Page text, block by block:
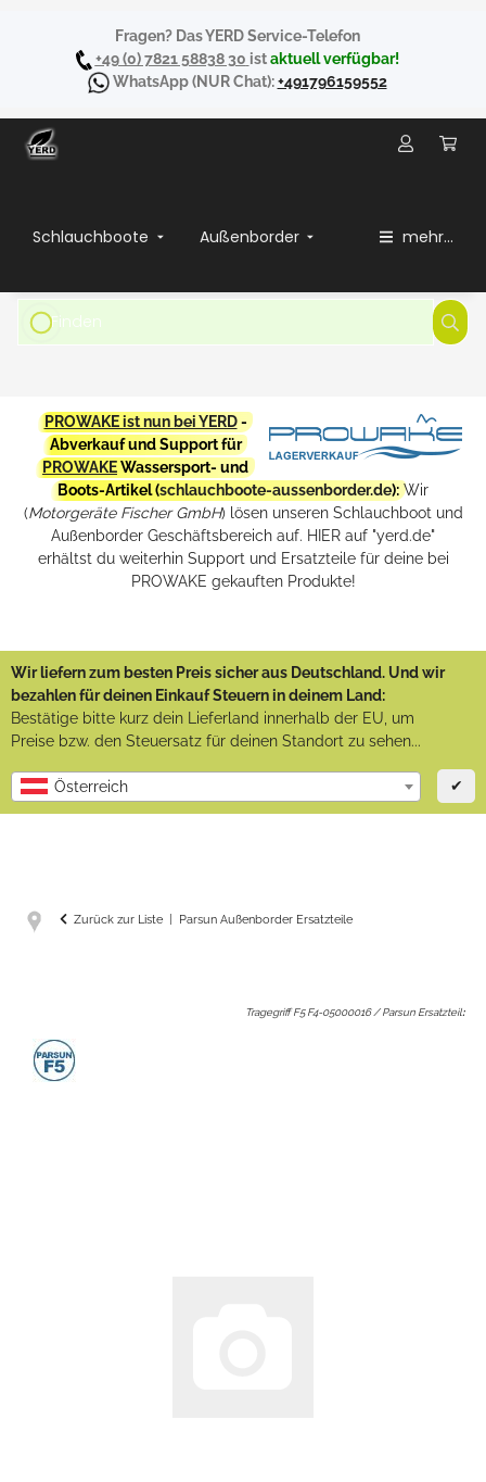
Fragen? Das YERD Service-Telefon
+49 (0) 7821 58838 30 istaktuell verfügbar!
WhatsApp(NUR Chat):+491796159552
Schlauchboote Außenborder mehr...
PROWAKE ist nun bei YERD-
Abverkauf und Support für
PROWAKEWassersport- und
Boots-Artikel (schlauchboote-aussenborder.de): Wir
(Motorgeräte Fischer GmbH) lösen unseren Schlauchboot und
Außenborder Geschäftsbereich auf. HIER auf "yerd.de"
erhältst du weiterhin Support und Ersatzteile für deine bei
PROWAKE gekauften Produkte!
Wir liefern zum besten Preis sicher aus Deutschland. Und wir
bezahlen für deinen Einkauf Steuern in deinem Land:
Bestätige bitte kurz dein Lieferland innerhalb der EU, um
Preise bzw. den Steuersatz für deinen Standort zu sehen...
Österreich ✔
Zurück zur Liste Parsun Außenborder Ersatzteile
Tragegriff F5 F4-05000016 / Parsun Ersatzteil: